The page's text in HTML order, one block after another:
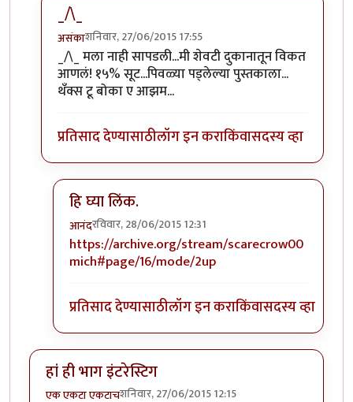
_/\_
असंकाशनिवार, 27/06/2015 17:55
In reply toमस्त! कथा पकड घेतिय,byआनंद
_/\_ मला नाही सापडली...मी शेवटी दुकानातून विकत
आणलं! १५% सूट...पिवळ्या पड्लेल्या पुस्तकाला...
थॅंक्स टू बोका ए आझम...
प्रतिसाद देण्यासाठीलॉग इन कराकिंवासदस्य व्हा
हि घ्या लिंक.
आनंदरविवार, 28/06/2015 12:31
In reply to_/\_byअसंका
https://archive.org/stream/scarecrow00
mich#page/16/mode/2up
प्रतिसाद देण्यासाठीलॉग इन कराकिंवासदस्य व्हा
हां ही भाग इंटरेस्टिग
एक एकटा एकटाचशनिवार, 27/06/2015 12:15